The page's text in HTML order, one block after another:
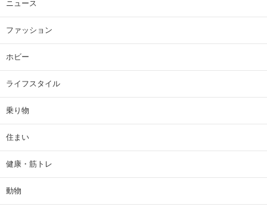
ニュース
ファッション
ホビー
ライフスタイル
乗り物
住まい
健康・筋トレ
動物